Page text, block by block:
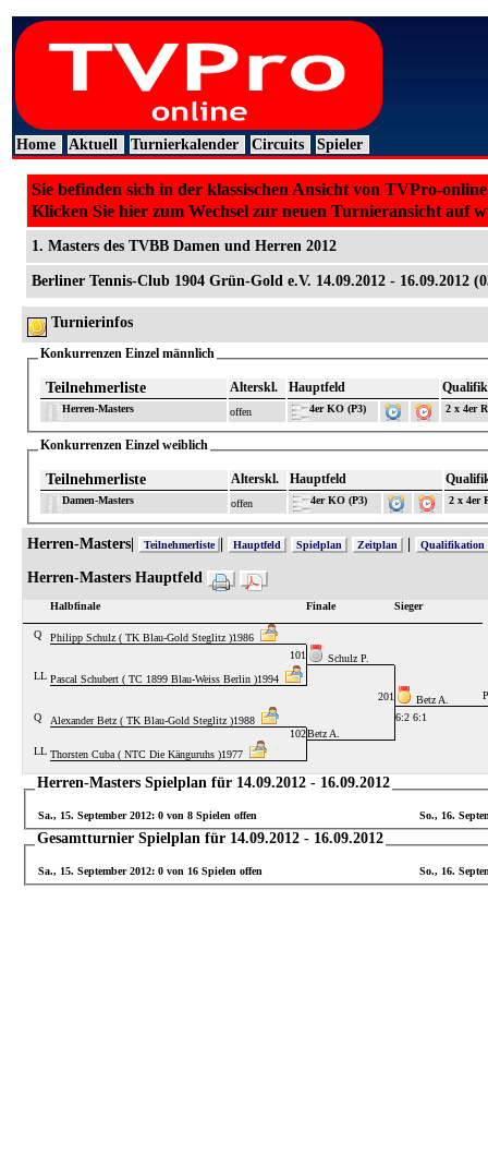
Home Aktuell Turnierkalender Circuits Spieler
Sie befinden sich in der klassischen Ansicht von TVPro-
Klicken Sie hier zum Wechsel zur neuen Turnieransicht auf
1. Masters des TVBB Damen und Herren 2012
Berliner Tennis-Club 1904 Grün-Gold e.V. 14.09.2012 - 16.09.2012
Turnierinfos
Konkurrenzen Einzel männlich
Teilnehmerliste Alterskl. Hauptfeld
Herren-Masters offen 4er KO (P3) 2 x 4er
Konkurrenzen Einzel weiblich
Teilnehmerliste Alterskl. Hauptfeld
Damen-Masters offen 4er KO (P3) 2 x 4er
Herren-Masters| Teilnehmerliste Hauptfeld Spielplan Zeitplan Qualifikation
Herren-Masters Hauptfeld
Halbfinale Finale Sieger
Q
Philipp Schulz ( TK Blau-Gold Steglitz )1986
101
Schulz P.
LL Pascal Schubert ( TC 1899 Blau-Weiss Berlin )1994
201
Betz A.
Q
Alexander Betz ( TK Blau-Gold Steglitz )1988
6:2 6:1
102Betz A.
LL Thorsten Cuba ( NTC Die Känguruhs )1977
Herren-Masters Spielplan für 14.09.2012 - 16.09.2012
Sa., 15. September 2012: 0 von 8 Spielen offen So., 16.
Gesamtturnier Spielplan für 14.09.2012 - 16.09.2012
Sa., 15. September 2012: 0 von 16 Spielen offen So., 16.